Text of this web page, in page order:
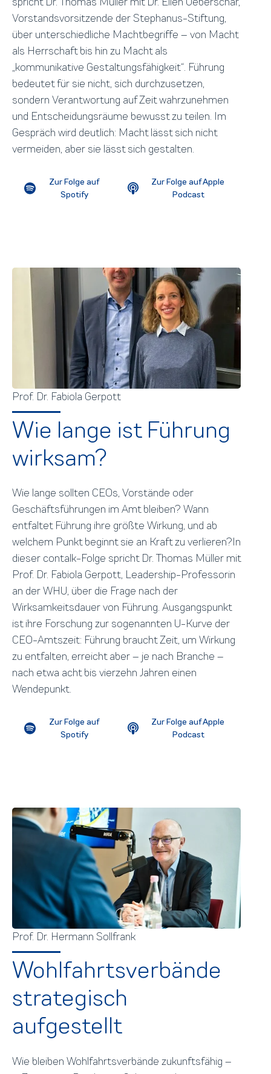
Vorstandsvorsitzende der Stephanus-Stiftung,
über unterschiedliche Machtbegriffe – von Macht
als Herrschaft bis hin zu Macht als
„kommunikative Gestaltungsfähigkeit“. Führung
bedeutet für sie nicht, sich durchzusetzen,
sondern Verantwortung auf Zeit wahrzunehmen
und Entscheidungsräume bewusst zu teilen. Im
Gespräch wird deutlich: Macht lässt sich nicht
vermeiden, aber sie lässt sich gestalten.
Zur Folge auf
Spotify
Zur Folge auf Apple
Podcast
Prof. Dr. Fabiola Gerpott
Wie lange ist Führung
wirksam?
Wie lange sollten CEOs, Vorstände oder
Geschäftsführungen im Amt bleiben? Wann
entfaltet Führung ihre größte Wirkung, und ab
welchem Punkt beginnt sie an Kraft zu verlieren?In
dieser contalk-Folge spricht Dr. Thomas Müller mit
Prof. Dr. Fabiola Gerpott, Leadership-Professorin
an der WHU, über die Frage nach der
Wirksamkeitsdauer von Führung. Ausgangspunkt
ist ihre Forschung zur sogenannten U-Kurve der
CEO-Amtszeit: Führung braucht Zeit, um Wirkung
zu entfalten, erreicht aber – je nach Branche –
nach etwa acht bis vierzehn Jahren einen
Wendepunkt.
Zur Folge auf
Spotify
Zur Folge auf Apple
Podcast
Prof. Dr. Hermann Sollfrank
Wohlfahrtsverbände
strategisch
aufgestellt
Wie bleiben Wohlfahrtsverbände zukunftsfähig –